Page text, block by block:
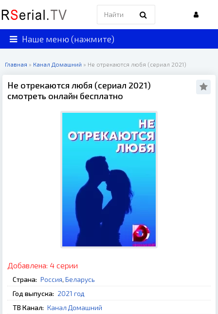
Наше меню (нажмите)
Главная » Канал Домашний » Не отрекаются любя (сериал 2021)
Не отрекаются любя (сериал 2021)
смотреть онлайн бесплатно
Добавлена: 4 серии
Страна: Россия, Беларусь
Год выпуска: 2021 год
ТВ Канал: Канал Домашний